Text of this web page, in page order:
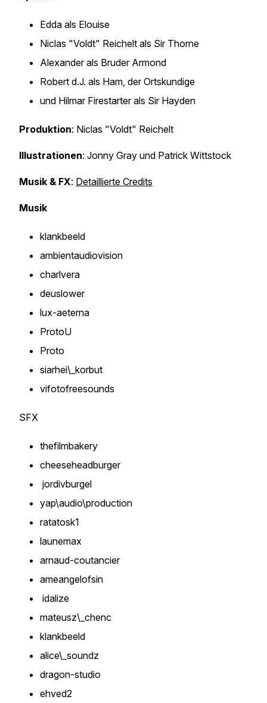
Edda als Elouise
Niclas "Voldt" Reichelt als Sir Thorne
Alexander als Bruder Armond
Robert d.J. als Ham, der Ortskundige
und Hilmar Firestarter als Sir Hayden
Produktion: Niclas "Voldt" Reichelt
Illustrationen: Jonny Gray und Patrick Wittstock
Musik & FX: Detaillierte Credits
Musik
klankbeeld
ambientaudiovision
charlvera
deuslower
lux-aeterna
ProtoU
Proto
siarhei\_korbut
vifotofreesounds
SFX
thefilmbakery
cheeseheadburger
jordivburgel
yap\audio\production
ratatosk1
launemax
arnaud-coutancier
ameangelofsin
idalize
mateusz\_chenc
klankbeeld
alice\_soundz
dragon-studio
ehved2